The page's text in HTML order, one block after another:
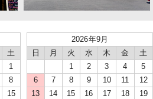
土
1
8
15
2026年9月
日
月 火 水 木 金
土
1
2 3 4
5
6
7 8 9 10 11
12
13
14 15 16 17 18
19